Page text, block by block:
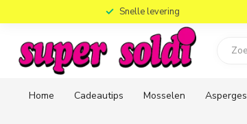
Snelle levering
Home Cadeautips Mosselen Asperges